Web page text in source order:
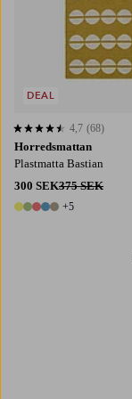
Horredsmattan
Plastmatta Bastian
300 SEK375 SEK
10 färger
+5
4,7 baserat på 68 st betyg
4,7 (68)
DEAL